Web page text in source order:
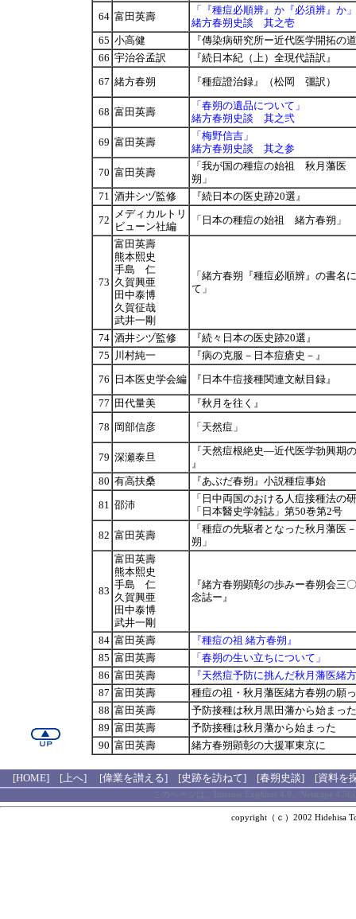
64 富田英壽
「『種痘必順辨』か『必須辨』か」
緒方春朔史談 其之壱
65 小高健
『傳染病研究所ー近代医学開拓の
66 宇治谷孟訳
『続日本紀（上）全現代語訳』
67 緒方春朔 『種痘證治録』（松岡 彊訳）
68 富田英壽
「春朔の遺品について」
緒方春朔史談 其之弐
69 富田英壽
「梅野信吉」
緒方春朔史談 其之参
70 富田英壽
「我が国の種痘の始祖 秋月藩医
朔」
71 酒井シヅ監修
『続日本の医史跡20選』
72
メディカルトリ
ビューン社編
「日本の種痘の始祖 緒方春朔」
73
富田英壽
熊本熙史
手島 仁
久賀興亜
田中泰博
久賀征哉
武井一剛
「緒方春朔『種痘必順辨』の書名
て」
74 酒井シヅ監修
『続々日本の医史跡20選』
75 川村純一
『病の克服－日本痘瘡史－』
76
日本医史学会編
『日本牛痘接種関連文献目録』
77 田代量美
『秋月を往く』
78 岡部信彦 「天然痘」
79 深瀬泰旦
『天然痘根絶史―近代医学勃興期
』
80 有高扶桑
『あぶだ春朔』小説種痘事始
81 邵沛
「日中両国のおける人痘接種法の
「日本醫史学雑誌」第50巻第2号
82 富田英壽
「種痘の先駆者となった秋月藩医
朔」
83
富田英壽
熊本熙史
手島 仁
久賀興亜
田中泰博
武井一剛
『緒方春朔顕彰の歩みー春朔会三
念誌ー』
84 富田英壽
『種痘の祖 緒方春朔』
85 富田英壽
「春朔の生い立ちについて」
86 富田英壽
『天然痘予防に挑んだ秋月藩医緒
87 富田英壽
種痘の祖・秋月藩医緒方春朔の願
88 富田英壽
予防接種は秋月黒田藩から始まった
89 富田英壽
予防接種は秋月藩から始まった
90 富田英壽 緒方春朔顕彰の大援軍東京に
[HOME] [上へ] [偉業を讃える] [史跡を訪ねて] [春朔史談] [資料を
このページは、Internet Explorer 4.0、Netscape
copyright（ｃ）2002 Hidehisa